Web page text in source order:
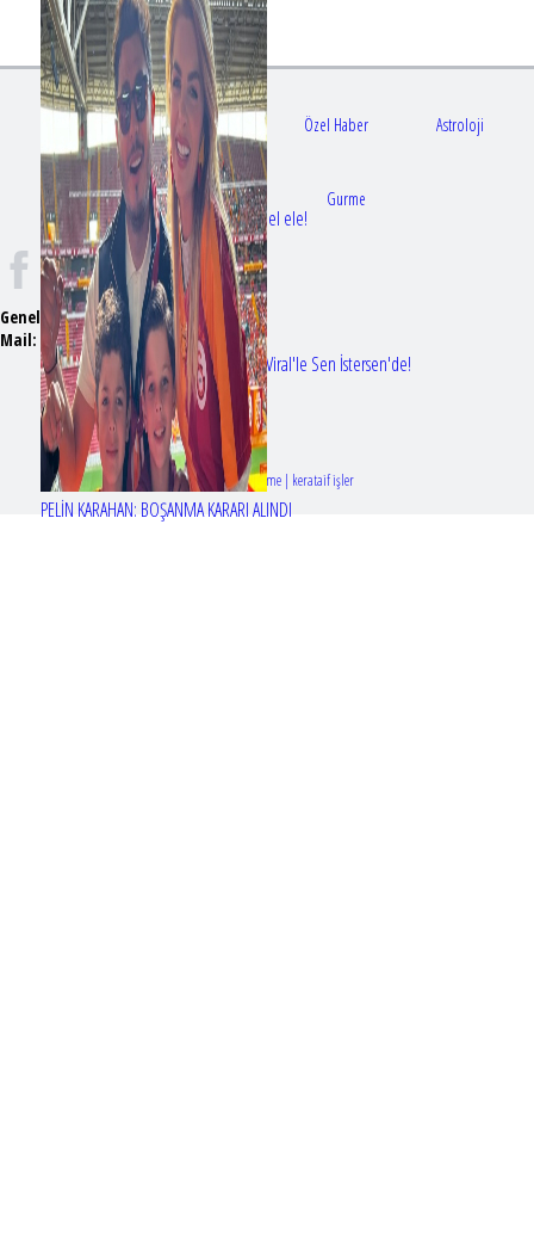
Bir dizi aşkı daha gerçek oldu: Sette el ele!
Erol Köse'nin mektupları ilk kez Nur Viral'le Sen İstersen'de!
PELİN KARAHAN: BOŞANMA KARARI ALINDI
Gündem Sağlık Özel Haber Astroloji
Doktorlar Gurme
Genel Yayın Yönetmeni:Seyhan Erdağ
Mail:
emizmagazin@gmail.com
Tasarım & Geliştirme | kerataif işler